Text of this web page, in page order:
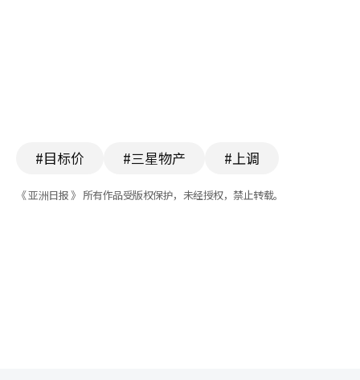
#目标价 #三星物产 #上调
《 亚洲日报 》 所有作品受版权保护，未经授权，禁止转载。